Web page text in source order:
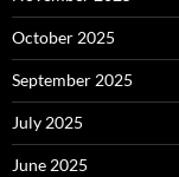
October 2025
September 2025
July 2025
June 2025